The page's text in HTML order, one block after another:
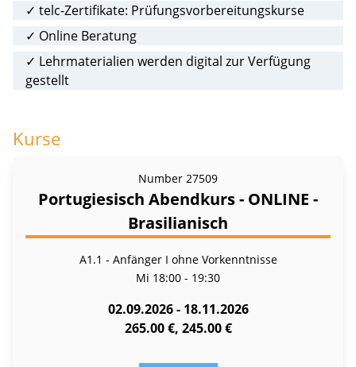
✓ telc-Zertifikate: Prüfungsvorbereitungskurse
✓ Online Beratung
✓ Lehrmaterialien werden digital zur Verfügung
gestellt
Kurse
Number 27509
Portugiesisch Abendkurs - ONLINE -
Brasilianisch
A1.1 - Anfänger I ohne Vorkenntnisse
Mi 18:00 - 19:30
02.09.2026 - 18.11.2026
265.00 €, 245.00 €